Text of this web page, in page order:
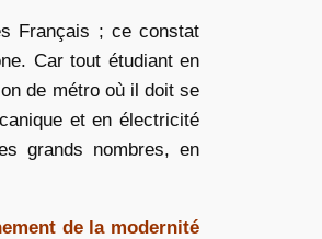
Français ; ce constat
Car tout étudiant en
de métro où il doit se
et en électricité
grands nombres, en
de la modernité